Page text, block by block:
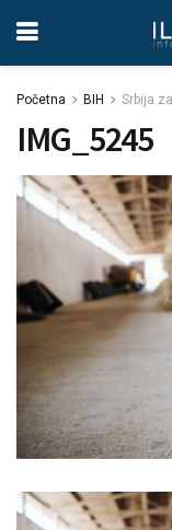
Početna BIH Srbija
IMG_5245